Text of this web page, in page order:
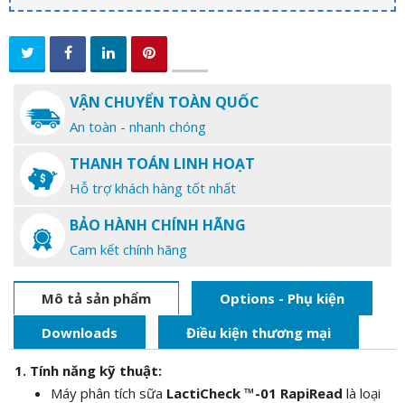
VẬN CHUYỂN TOÀN QUỐC
An toàn - nhanh chóng
THANH TOÁN LINH HOẠT
Hỗ trợ khách hàng tốt nhất
BẢO HÀNH CHÍNH HÃNG
Cam kết chính hãng
Mô tả sản phẩm
Options - Phụ kiện
Downloads
Điều kiện thương mại
1. Tính năng kỹ thuật:
Máy phân tích sữa LactiCheck ™-01 RapiRead là loại